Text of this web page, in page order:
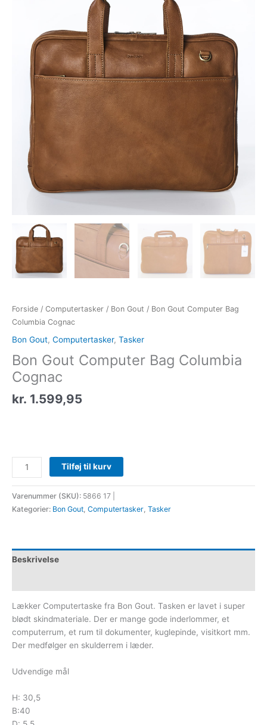
Forside / Computertasker / Bon Gout / Bon Gout Computer Bag
Columbia Cognac
Bon Gout, Computertasker, Tasker
Bon Gout Computer Bag Columbia
Cognac
kr. 1.599,95
Columbia
Cognac
Tilføj til kurv
Varenummer (SKU): 5866 17 |
Kategorier: Bon Gout, Computertasker, Tasker
Beskrivelse
Lækker Computertaske fra Bon Gout. Tasken er lavet i super
blødt skindmateriale. Der er mange gode inderlommer, et
computerrum, et rum til dokumenter, kuglepinde, visitkort mm.
Der medfølger en skulderrem i læder.
Udvendige mål
H: 30,5
B:40